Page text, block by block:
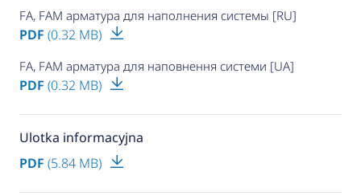
FA, FAM арматура для наполнения системы [RU]
PDF (0.32 MB)
FA, FAM арматура для наповнення системи [UA]
PDF (0.32 MB)
Ulotka informacyjna
PDF (5.84 MB)